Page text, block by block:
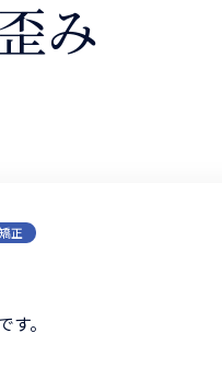
み
矯正
。